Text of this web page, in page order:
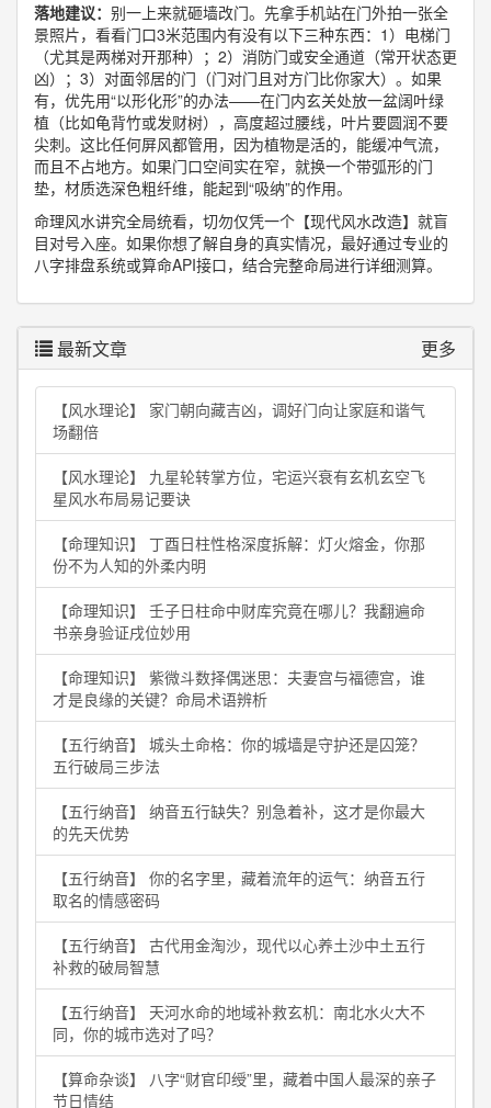
落地建议： 别一上来就砸墙改门。先拿手机站在门外拍一张全
景照片，看看门口3米范围内有没有以下三种东西：1）电梯门
（尤其是两梯对开那种）；2）消防门或安全通道（常开状态更
凶）；3）对面邻居的门（门对门且对方门比你家大）。如果
有，优先用“以形化形”的办法——在门内玄关处放一盆阔叶绿
植（比如龟背竹或发财树），高度超过腰线，叶片要圆润不要
尖刺。这比任何屏风都管用，因为植物是活的，能缓冲气流，
而且不占地方。如果门口空间实在窄，就换一个带弧形的门
垫，材质选深色粗纤维，能起到“吸纳”的作用。
命理风水讲究全局统看，切勿仅凭一个【现代风水改造】就盲
目对号入座。如果你想了解自身的真实情况，最好通过专业的
八字排盘系统或算命API接口，结合完整命局进行详细测算。
最新文章 更多
【风水理论】 家门朝向藏吉凶，调好门向让家庭和谐气
场翻倍
【风水理论】 九星轮转掌方位，宅运兴衰有玄机玄空飞
星风水布局易记要诀
【命理知识】 丁酉日柱性格深度拆解：灯火熔金，你那
份不为人知的外柔内明
【命理知识】 壬子日柱命中财库究竟在哪儿？我翻遍命
书亲身验证戌位妙用
【命理知识】 紫微斗数择偶迷思：夫妻宫与福德宫，谁
才是良缘的关键？命局术语辨析
【五行纳音】 城头土命格：你的城墙是守护还是囚笼？
五行破局三步法
【五行纳音】 纳音五行缺失？别急着补，这才是你最大
的先天优势
【五行纳音】 你的名字里，藏着流年的运气：纳音五行
取名的情感密码
【五行纳音】 古代用金淘沙，现代以心养土沙中土五行
补救的破局智慧
【五行纳音】 天河水命的地域补救玄机：南北水火大不
同，你的城市选对了吗？
【算命杂谈】 八字“财官印绶”里，藏着中国人最深的亲子
节日情结